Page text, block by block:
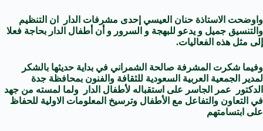
واوضحت الاستاذة حنان العيسي إحدى مشرفات الدار ان التنظيم
والتنسيق جميل و يدعو للبهجة و السرور و أن أطفال الدار بحاجة فعلا
إلى مثل هذه الفعاليات.
وفيما شكرت المشرفة صالحة الشمراني في بداية حديثها بالشكر
لمدير الجمعية العربية السعودية للثقافة والفنون بمحافظة جدة
الدكتور عمر الجاسر على استقباله لأطفال الدار ولما لمسته من جهد
في التعاون والتفاعل مع الأطفال وترسيخ المعلومات الاولية للحفاظ
على ابتسامتهم